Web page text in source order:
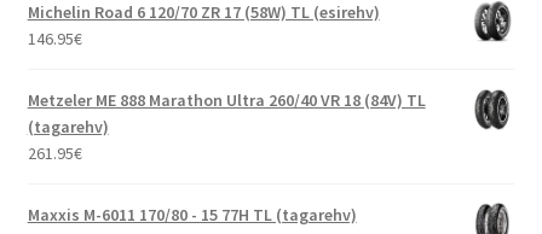
Michelin Road 6 120/70 ZR 17 (58W) TL (esirehv)
146.95€
Metzeler ME 888 Marathon Ultra 260/40 VR 18 (84V) TL
(tagarehv)
261.95€
Maxxis M-6011 170/80 - 15 77H TL (tagarehv)